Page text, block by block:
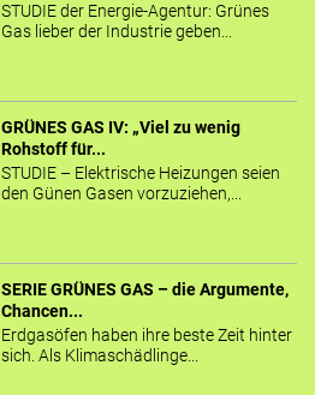
STUDIE der Energie-Agentur: Grünes
Gas lieber der Industrie geben...
GRÜNES GAS IV: „Viel zu wenig
Rohstoff für...
STUDIE – Elektrische Heizungen seien
den Günen Gasen vorzuziehen,...
SERIE GRÜNES GAS – die Argumente,
Chancen...
Erdgasöfen haben ihre beste Zeit hinter
sich. Als Klimaschädlinge...